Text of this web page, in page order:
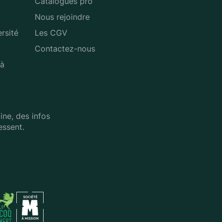
Nous rejoindre
Les CGV
Contactez-nous
des infos